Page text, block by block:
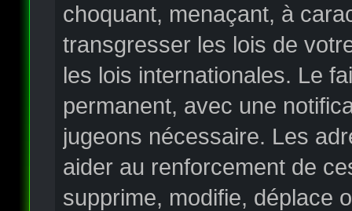
choquant, menaçant, à
transgresser les lois de
les lois internationales. Le
permanent, avec une
jugeons nécessaire. Les
aider au renforcement de
supprime, modifie, déplace